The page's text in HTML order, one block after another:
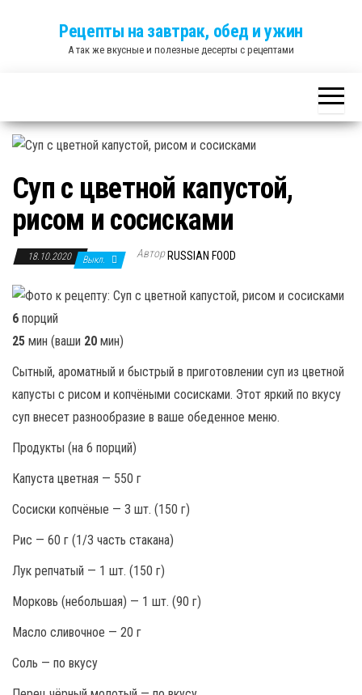
Рецепты на завтрак, обед и ужин
А так же вкусные и полезные десерты с рецептами
Суп с цветной капустой,
рисом и сосисками
18.10.2020 Выкл. Автор RUSSIAN FOOD
6 порций
25 мин (ваши 20 мин)
Сытный, ароматный и быстрый в приготовлении суп из цветной
капусты с рисом и копчёными сосисками. Этот яркий по вкусу
суп внесет разнообразие в ваше обеденное меню.
Продукты (на 6 порций)
Капуста цветная — 550 г
Сосиски копчёные — 3 шт. (150 г)
Рис — 60 г (1/3 часть стакана)
Лук репчатый — 1 шт. (150 г)
Морковь (небольшая) — 1 шт. (90 г)
Масло сливочное — 20 г
Соль — по вкусу